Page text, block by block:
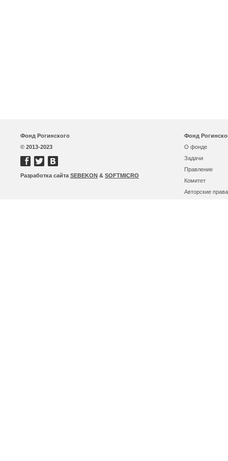
Фонд Рогинского
© 2013-2023
Разработка сайта SEBEKON & SOFTMICRO
Фонд
О фонде
Задачи
Правление
Комитет
Авторские права